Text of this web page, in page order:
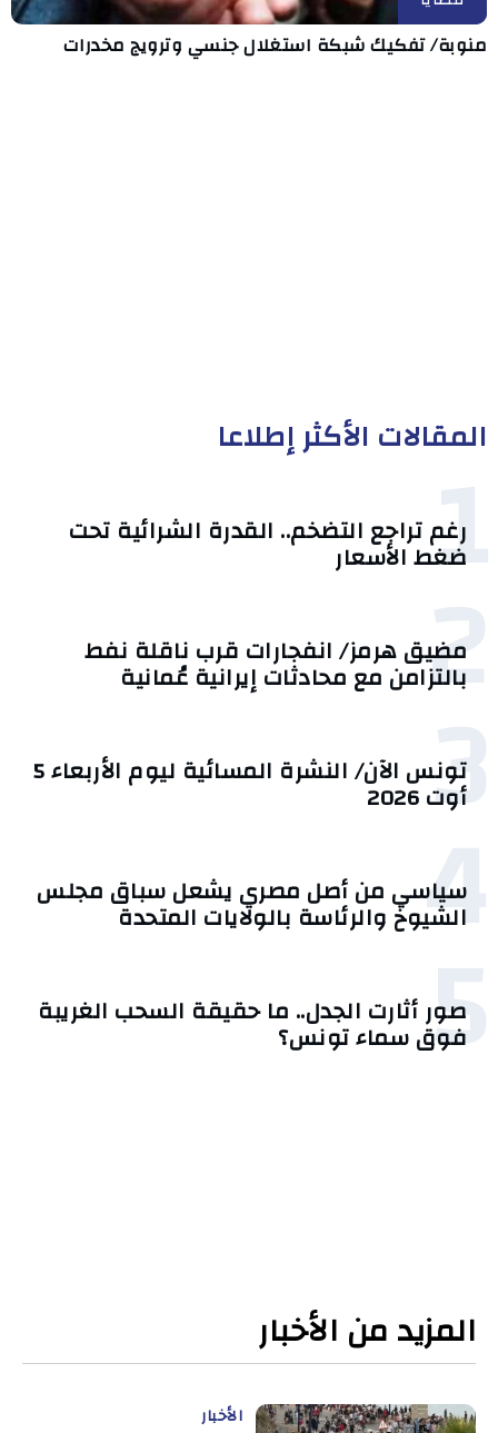
منوبة/ تفكيك شبكة استغلال جنسي وترويج مخدرات
المقالات الأكثر إطلاعا
1
رغم تراجع التضخم.. القدرة الشرائية تحت
ضغط الأسعار
2
مضيق هرمز/ انفجارات قرب ناقلة نفط
بالتزامن مع محادثات إيرانية عُمانية
3 تونس الآن/ النشرة المسائية ليوم الأربعاء 5
أوت 2026
4
سياسي من أصل مصري يشعل سباق مجلس
الشيوخ والرئاسة بالولايات المتحدة
5
صور أثارت الجدل.. ما حقيقة السحب الغريبة
فوق سماء تونس؟
المزيد من الأخبار
الأخبار